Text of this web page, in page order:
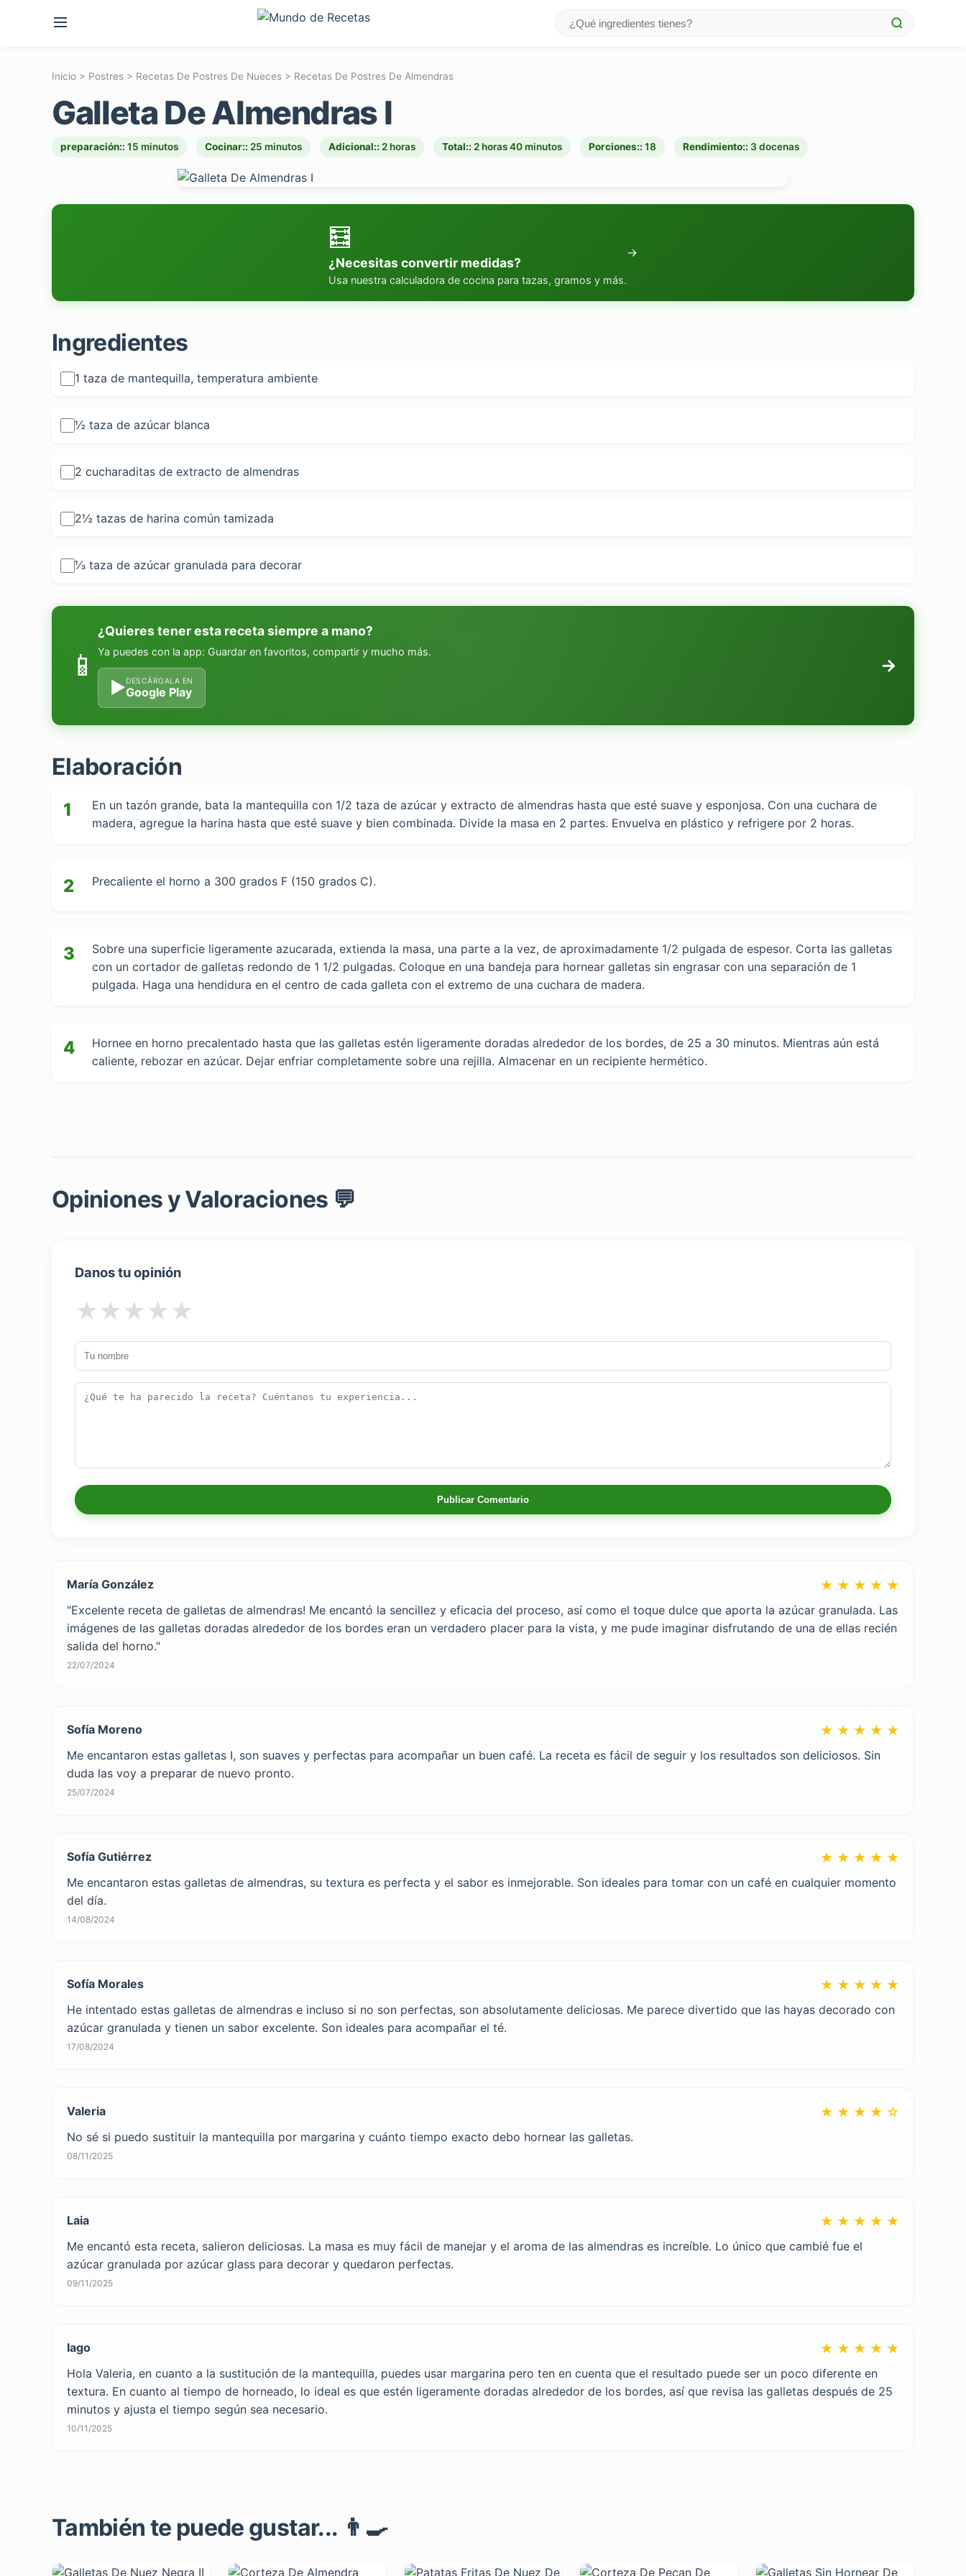
Inicio > Postres > Recetas De Postres De Nueces > Recetas De Postres De Almendras
Galleta De Almendras I
preparación:: 15 minutos Cocinar:: 25 minutos Adicional:: 2 horas Total:: 2 horas 40 minutos Porciones:: 18 Rendimiento:: 3 docenas
🧮
¿Necesitas convertir medidas?
Usa nuestra calculadora de cocina para tazas, gramos y más.
→
Ingredientes
1 taza de mantequilla, temperatura ambiente
½ taza de azúcar blanca
2 cucharaditas de extracto de almendras
2½ tazas de harina común tamizada
⅓ taza de azúcar granulada para decorar
📱
¿Quieres tener esta receta siempre a mano?
Ya puedes con la app: Guardar en favoritos, compartir y mucho más.
▶DESCÁRGALA EN
Google Play
→
Elaboración
1
En un tazón grande, bata la mantequilla con 1/2 taza de azúcar y extracto de almendras hasta que esté suave y esponjosa. Con una cuchara de
madera, agregue la harina hasta que esté suave y bien combinada. Divide la masa en 2 partes. Envuelva en plástico y refrigere por 2 horas.
2 Precaliente el horno a 300 grados F (150 grados C).
3
Sobre una superficie ligeramente azucarada, extienda la masa, una parte a la vez, de aproximadamente 1/2 pulgada de espesor. Corta las galletas
con un cortador de galletas redondo de 1 1/2 pulgadas. Coloque en una bandeja para hornear galletas sin engrasar con una separación de 1
pulgada. Haga una hendidura en el centro de cada galleta con el extremo de una cuchara de madera.
4
Hornee en horno precalentado hasta que las galletas estén ligeramente doradas alrededor de los bordes, de 25 a 30 minutos. Mientras aún está
caliente, rebozar en azúcar. Dejar enfriar completamente sobre una rejilla. Almacenar en un recipiente hermético.
Opiniones y Valoraciones 💬
Danos tu opinión
★
★
★
★
★
Publicar Comentario
María González ★ ★ ★ ★ ★
"Excelente receta de galletas de almendras! Me encantó la sencillez y eficacia del proceso, así como el toque dulce que aporta la azúcar granulada. Las
imágenes de las galletas doradas alrededor de los bordes eran un verdadero placer para la vista, y me pude imaginar disfrutando de una de ellas recién
salida del horno."
22/07/2024
Sofía Moreno ★ ★ ★ ★ ★
Me encantaron estas galletas I, son suaves y perfectas para acompañar un buen café. La receta es fácil de seguir y los resultados son deliciosos. Sin
duda las voy a preparar de nuevo pronto.
25/07/2024
Sofía Gutiérrez ★ ★ ★ ★ ★
Me encantaron estas galletas de almendras, su textura es perfecta y el sabor es inmejorable. Son ideales para tomar con un café en cualquier momento
del día.
14/08/2024
Sofía Morales ★ ★ ★ ★ ★
He intentado estas galletas de almendras e incluso si no son perfectas, son absolutamente deliciosas. Me parece divertido que las hayas decorado con
azúcar granulada y tienen un sabor excelente. Son ideales para acompañar el té.
17/08/2024
Valeria ★ ★ ★ ★ ☆
No sé si puedo sustituir la mantequilla por margarina y cuánto tiempo exacto debo hornear las galletas.
08/11/2025
Laia ★ ★ ★ ★ ★
Me encantó esta receta, salieron deliciosas. La masa es muy fácil de manejar y el aroma de las almendras es increíble. Lo único que cambié fue el
azúcar granulada por azúcar glass para decorar y quedaron perfectas.
09/11/2025
Iago ★ ★ ★ ★ ★
Hola Valeria, en cuanto a la sustitución de la mantequilla, puedes usar margarina pero ten en cuenta que el resultado puede ser un poco diferente en
textura. En cuanto al tiempo de horneado, lo ideal es que estén ligeramente doradas alrededor de los bordes, así que revisa las galletas después de 25
minutos y ajusta el tiempo según sea necesario.
10/11/2025
También te puede gustar... 👨‍🍳